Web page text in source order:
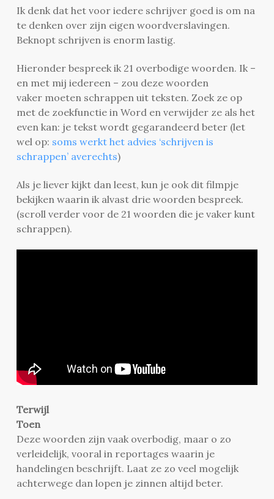
Ik denk dat het voor iedere schrijver goed is om na
te denken over zijn eigen woordverslavingen.
Beknopt schrijven is enorm lastig.
Hieronder bespreek ik 21 overbodige woorden. Ik –
en met mij iedereen – zou deze woorden
vaker moeten schrappen uit teksten. Zoek ze op
met de zoekfunctie in Word en verwijder ze als het
even kan: je tekst wordt gegarandeerd beter (let
wel op: soms werkt het advies ‘schrijven is
schrappen’ averechts)
Als je liever kijkt dan leest, kun je ook dit filmpje
bekijken waarin ik alvast drie woorden bespreek.
(scroll verder voor de 21 woorden die je vaker kunt
schrappen).
Terwijl
Toen
Deze woorden zijn vaak overbodig, maar o zo
verleidelijk, vooral in reportages waarin je
handelingen beschrijft. Laat ze zo veel mogelijk
achterwege dan lopen je zinnen altijd beter.